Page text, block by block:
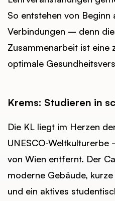
So entstehen von Beginn
Verbindungen – denn
Zusammenarbeit ist eine
optimale
Krems: Studieren in
Die KL liegt im Herzen
UNESCO-
von Wien entfernt. Der
moderne Gebäude,
und ein aktives